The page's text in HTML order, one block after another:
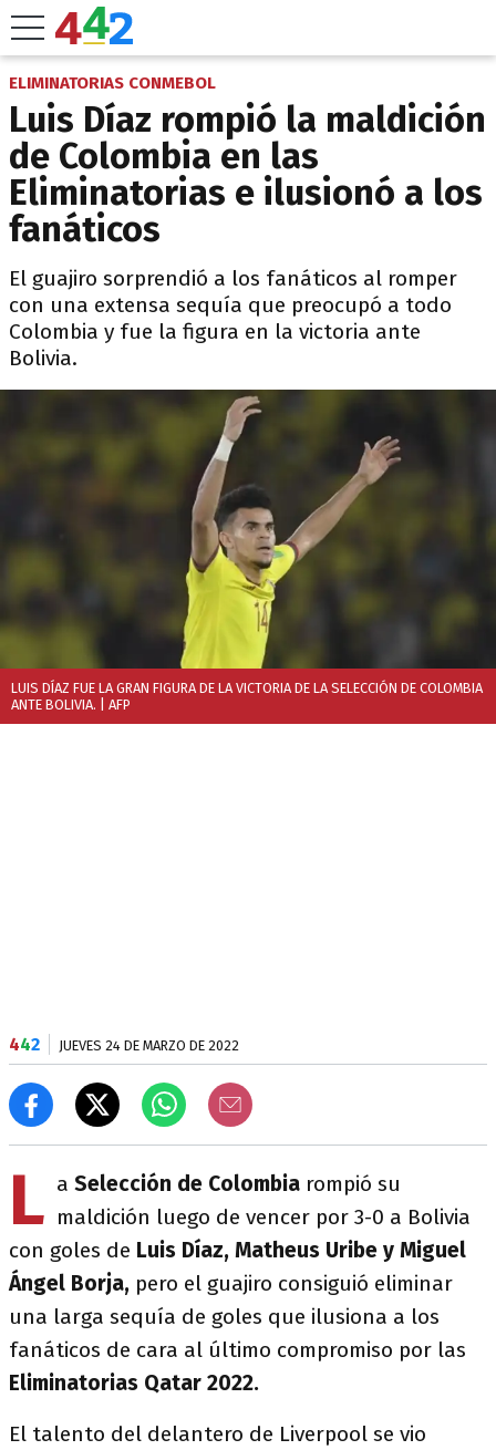
ELIMINATORIAS CONMEBOL
Luis Díaz rompió la maldición
de Colombia en las
Eliminatorias e ilusionó a los
fanáticos
El guajiro sorprendió a los fanáticos al romper
con una extensa sequía que preocupó a todo
Colombia y fue la figura en la victoria ante
Bolivia.
LUIS DÍAZ FUE LA GRAN FIGURA DE LA VICTORIA DE LA SELECCIÓN DE COLOMBIA
ANTE BOLIVIA. | AFP
442 JUEVES 24 DE MARZO DE 2022
L a Selección de Colombia rompió su
maldición luego de vencer por 3-0 a Bolivia
con goles de Luis Díaz, Matheus Uribe y Miguel
Ángel Borja, pero el guajiro consiguió eliminar
una larga sequía de goles que ilusiona a los
fanáticos de cara al último compromiso por las
Eliminatorias Qatar 2022.
El talento del delantero de Liverpool se vio